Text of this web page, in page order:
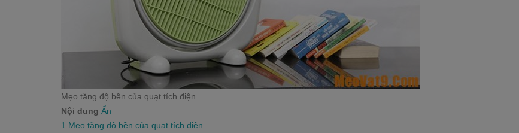
Mẹo tăng độ bền của quạt tích điện
Nội dung Ẩn
1 Mẹo tăng độ bền của quạt tích điện